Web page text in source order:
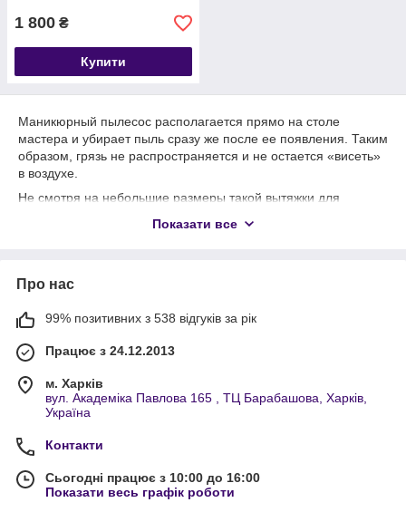
1 800 ₴
Купити
Маникюрный пылесос располагается прямо на столе
мастера и убирает пыль сразу же после ее появления. Таким
образом, грязь не распространяется и не остается «висеть»
в воздухе.
Не смотря на небольшие размеры такой вытяжки для
большая: от пыли не останется и следа!
сбора пыли
просочиться в воздух.
Так как при маникюре используются самые разнообразные
настольной вытяжки очень прочный и стойкий ко всем
химическим растворам.
достаточнонизкий уровень шума
работе в течение целого дня!
Благодаря всем своим техническим характеристикам, такая
вытяжка для маникюра получила большую популярность
Показати все
Про нас
99% позитивних з 538 відгуків за рік
Працює з 24.12.2013
м. Харків
вул. Академіка Павлова 165 , ТЦ Барабашова, Харків,
Україна
Контакти
Сьогодні працює з 10:00 до 16:00
Показати весь графік роботи